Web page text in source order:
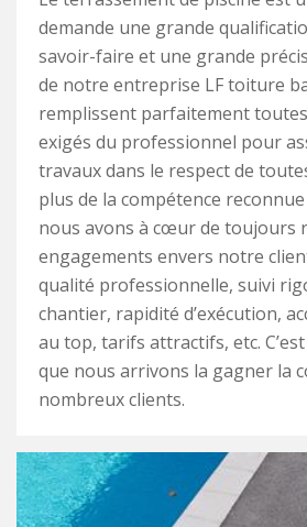
demande une grande
savoir-faire et une grande
de notre entreprise LF toiture
remplissent parfaitement
exigés du professionnel pour
travaux dans le respect de
plus de la compétence
nous avons à cœur de toujours
engagements envers notre
qualité professionnelle, suivi
chantier, rapidité d’exécution,
au top, tarifs attractifs, etc.
que nous arrivons la gagner la
nombreux clients.